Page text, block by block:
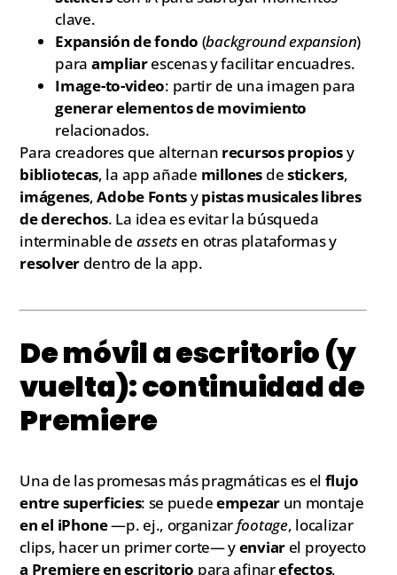
clave.
Expansión de fondo (background expansion)
para ampliarescenas y facilitar encuadres.
Image-to-video: partir de una imagen para
generar elementos de movimiento
relacionados.
Para creadores que alternan recursos propiosy
bibliotecas, la app añade millones destickers,
imágenes,Adobe Fontsypistas musicaleslibres
de derechos. La idea es evitar la búsqueda
interminable de assets en otras plataformas y
resolver dentro de la app.
De móvil a escritorio (y
vuelta): continuidad de
Premiere
Una de las promesas más pragmáticas es el flujo
entre superficies: se puedeempezarun montaje
en el iPhone—p. ej., organizar footage, localizar
clips, hacer un primer corte— yenviar el proyecto
a Premiere en escritorio para afinarefectos,